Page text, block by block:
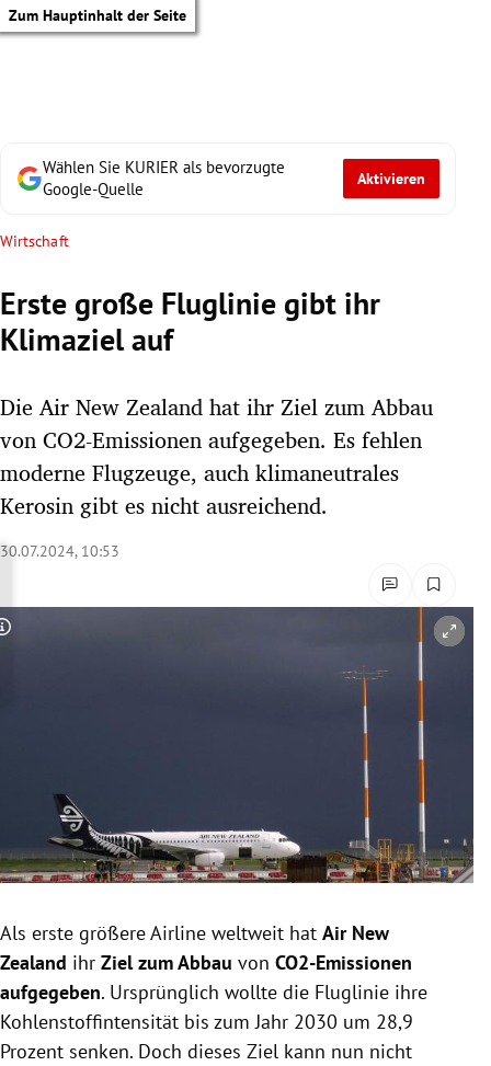
Zum Hauptinhalt der Seite
Untermenü
Untermenü
Untermenü
Untermenü
Untermenü
Untermenü
Untermenü
Wählen Sie KURIER als bevorzugte
Google-Quelle
Aktivieren
Wirtschaft
Erste große Fluglinie gibt ihr
Klimaziel auf
Die Air New Zealand hat ihr Ziel zum Abbau
von CO2-Emissionen aufgegeben. Es fehlen
moderne Flugzeuge, auch klimaneutrales
Kerosin gibt es nicht ausreichend.
30.07.2024, 10:53
Copyright-Hinweis öffnen/schließen
Als erste größere Airline weltweit hat Air New
Zealand ihr Ziel zum Abbau von CO2-Emissionen
aufgegeben. Ursprünglich wollte die Fluglinie ihre
Kohlenstoffintensität bis zum Jahr 2030 um 28,9
Prozent senken. Doch dieses Ziel kann nun nicht